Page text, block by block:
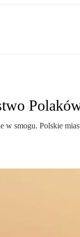
w smogu. Polskie